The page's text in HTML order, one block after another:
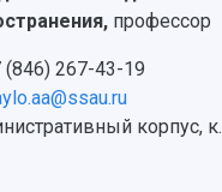
профессор
(846) 267-43-19
корпус, к.